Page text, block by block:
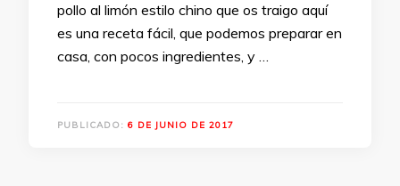
pollo al limón estilo chino que os traigo aquí
es una receta fácil, que podemos preparar en
casa, con pocos ingredientes, y …
PUBLICADO: 6 DE JUNIO DE 2017